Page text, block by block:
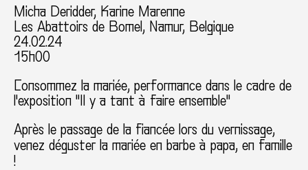
Micha Deridder, Karine Marenne
Les Abattoirs de Bomel, Namur, Belgique
24.02.24
15h00
Consommez la mariée, performance dans le cadre de
l'exposition "Il y a tant à faire ensemble"
Après le passage de la fiancée lors du vernissage,
venez déguster la mariée en barbe à papa, en famille
!